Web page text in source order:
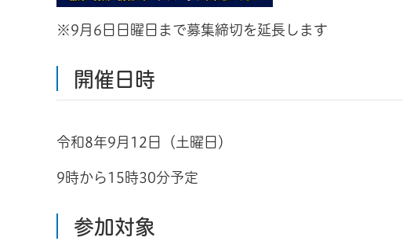
※9月6日日曜日まで募集締切を延長します
開催日時
令和8年9月12日（土曜日）
9時から15時30分予定
参加対象